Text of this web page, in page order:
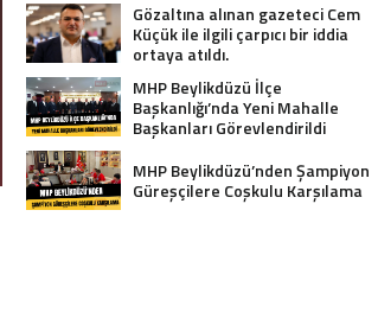
Gözaltına alınan gazeteci Cem
Küçük ile ilgili çarpıcı bir iddia
ortaya atıldı.
MHP Beylikdüzü İlçe
Başkanlığı’nda Yeni Mahalle
Başkanları Görevlendirildi
MHP Beylikdüzü’nden Şampiyon
Güreşçilere Coşkulu Karşılama